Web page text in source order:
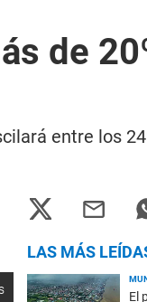
de
entre los
LAS MÁS
El